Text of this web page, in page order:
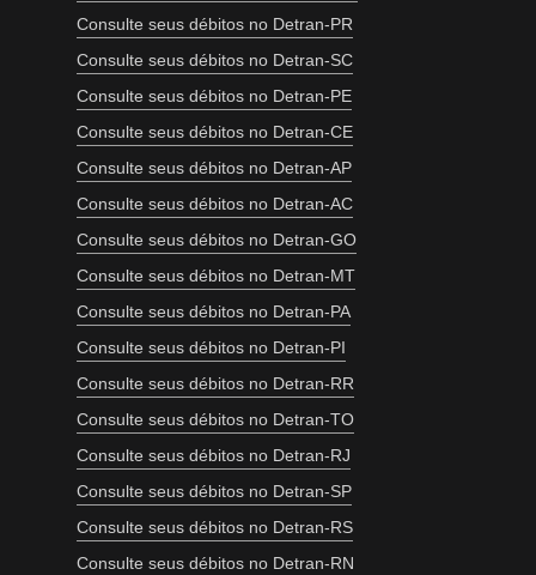
Consulte seus débitos no Detran-PR
Consulte seus débitos no Detran-SC
Consulte seus débitos no Detran-PE
Consulte seus débitos no Detran-CE
Consulte seus débitos no Detran-AP
Consulte seus débitos no Detran-AC
Consulte seus débitos no Detran-GO
Consulte seus débitos no Detran-MT
Consulte seus débitos no Detran-PA
Consulte seus débitos no Detran-PI
Consulte seus débitos no Detran-RR
Consulte seus débitos no Detran-TO
Consulte seus débitos no Detran-RJ
Consulte seus débitos no Detran-SP
Consulte seus débitos no Detran-RS
Consulte seus débitos no Detran-RN